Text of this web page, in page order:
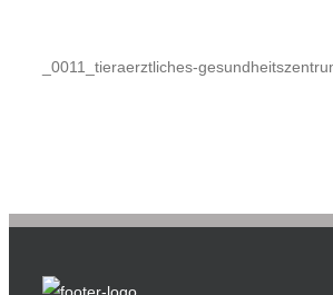
_0011_tieraerztliches-